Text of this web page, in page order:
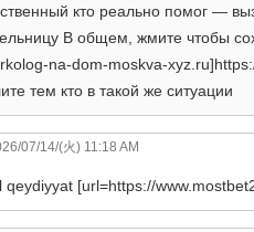
кто реально помог —
В общем, жмите чтобы
na-dom-moskva-
тем кто в такой же ситуации
07/14/(火) 11:18 AM
qeydiyyat [url=https://